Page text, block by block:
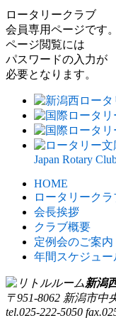
ロータリークラブ
会員専用ページです。
ページ閲覧には
パスワードの入力が
必要となります。
Japan Rotary
HOME
ロータリークラ
会⻑挨拶
クラブ概要
定例会のご案内
年間スケジュー
新潟
〒951-8062 新潟市
tel.025-222-5050